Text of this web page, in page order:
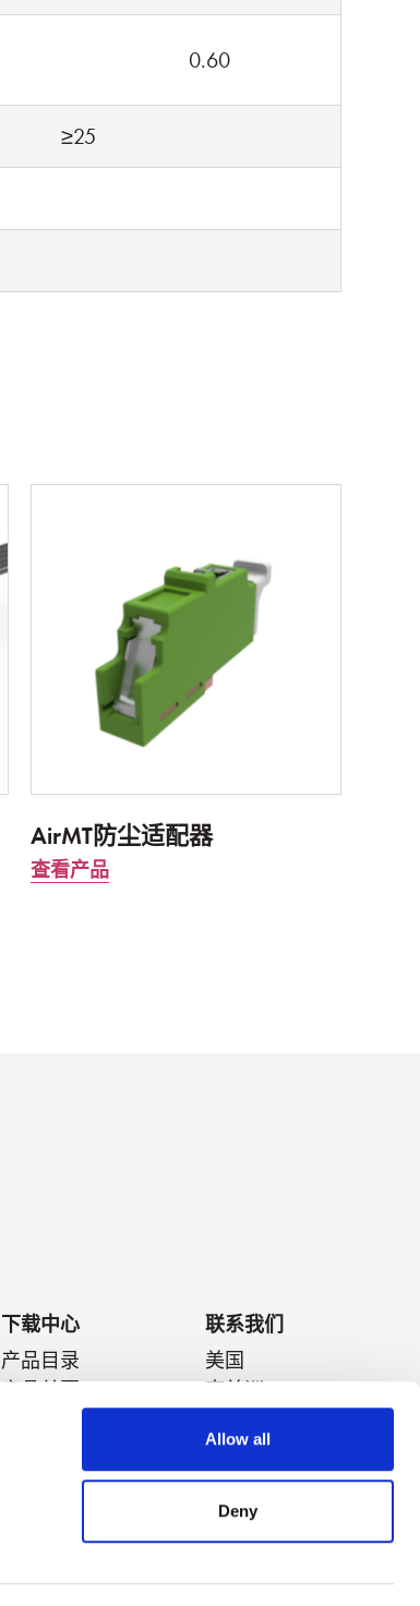
Allow all
Deny
0.60
≥25
AirMT防尘适配器
查看产品
下载中心
产品目录
产品单页
联系我们
美国
南美洲
日本
中国
泰国
澳大利亚